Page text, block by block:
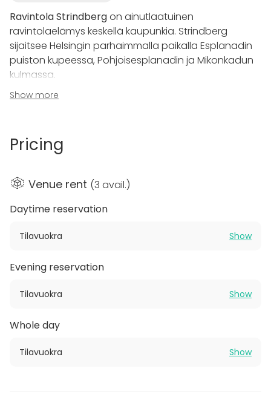
Ravintola Strindbergon ainutlaatuinen
ravintolaelämys keskellä kaupunkia. Strindberg
sijaitsee Helsingin parhaimmalla paikalla Esplanadin
puiston kupeessa, Pohjoisesplanadin ja Mikonkadun
kulmassa.
Toisessa kerroksessa sijaitsevan ravintolan kutsuva
ikkunoista voit seurata kaupungin elämää ja ihailla
vaihtoehto erilaisten juhla- ja illallistilaisuuksien
pitopaikaksi.
vanhaan ja uuteen puoleen - jakautuvasta
ja yksityistilaisuuksiin voi varata joko yhden tiloista tai
illallistilaisuuksia yhteensä jopa 170 hengelle.
baarialue.
Yksityistilaisuuksissa ei lähtökohtaisesti peritä erillistä
Show more
Pricing
Venue rent (3 avail.)
Daytime reservation
Tilavuokra Show
Evening reservation
Tilavuokra Show
Whole day
Tilavuokra Show